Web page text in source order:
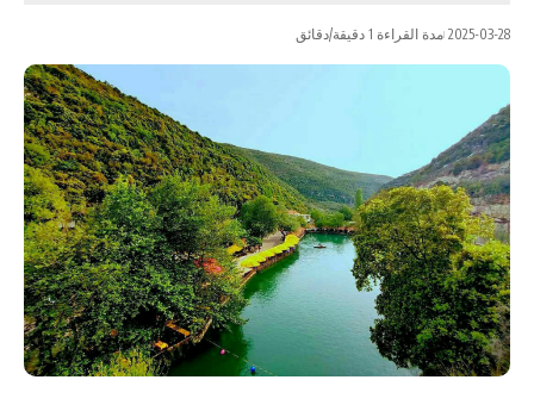
2025-03-28 مدة القراءة 1 دقيقة/دقائق